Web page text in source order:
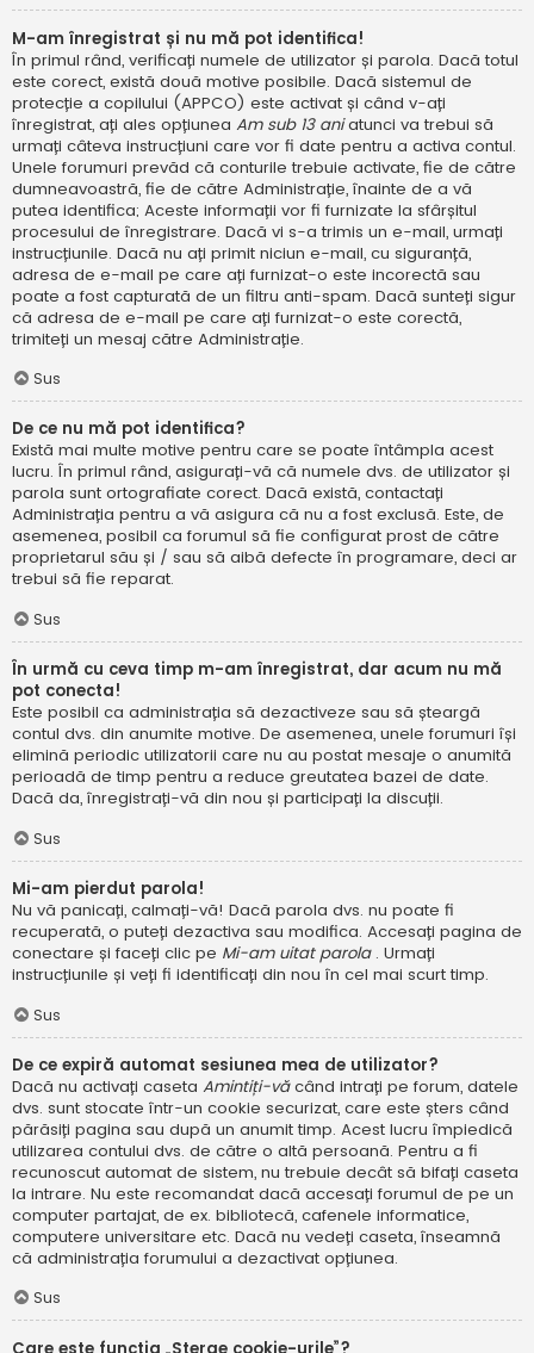
M-am înregistrat și nu mă pot identifica!
În primul rând, verificați numele de utilizator și parola. Dacă totul
este corect, există două motive posibile. Dacă sistemul de
protecție a copilului (APPCO) este activat și când v-ați
înregistrat, ați ales opțiunea Am sub 13 aniatunci va trebui să
urmați câteva instrucțiuni care vor fi date pentru a activa contul.
Unele forumuri prevăd că conturile trebuie activate, fie de către
dumneavoastră, fie de către Administrație, înainte de a vă
putea identifica; Aceste informații vor fi furnizate la sfârșitul
procesului de înregistrare. Dacă vi s-a trimis un e-mail, urmați
instrucțiunile. Dacă nu ați primit niciun e-mail, cu siguranță,
adresa de e-mail pe care ați furnizat-o este incorectă sau
poate a fost capturată de un filtru anti-spam. Dacă sunteți sigur
că adresa de e-mail pe care ați furnizat-o este corectă,
trimiteți un mesaj către Administrație.
Sus
De ce nu mă pot identifica?
Există mai multe motive pentru care se poate întâmpla acest
lucru. În primul rând, asigurați-vă că numele dvs. de utilizator și
parola sunt ortografiate corect. Dacă există, contactați
Administrația pentru a vă asigura că nu a fost exclusă. Este, de
asemenea, posibil ca forumul să fie configurat prost de către
proprietarul său și / sau să aibă defecte în programare, deci ar
trebui să fie reparat.
Sus
În urmă cu ceva timp m-am înregistrat, dar acum nu mă
pot conecta!
Este posibil ca administrația să dezactiveze sau să șteargă
contul dvs. din anumite motive. De asemenea, unele forumuri își
elimină periodic utilizatorii care nu au postat mesaje o anumită
perioadă de timp pentru a reduce greutatea bazei de date.
Dacă da, înregistrați-vă din nou și participați la discuții.
Sus
Mi-am pierdut parola!
Nu vă panicați, calmați-vă! Dacă parola dvs. nu poate fi
recuperată, o puteți dezactiva sau modifica. Accesați pagina de
conectare și faceți clic pe Mi-am uitat parola . Urmați
instrucțiunile și veți fi identificați din nou în cel mai scurt timp.
Sus
De ce expiră automat sesiunea mea de utilizator?
Dacă nu activați caseta Amintiți-văcând intrați pe forum, datele
dvs. sunt stocate într-un cookie securizat, care este șters când
părăsiți pagina sau după un anumit timp. Acest lucru împiedică
utilizarea contului dvs. de către o altă persoană. Pentru a fi
recunoscut automat de sistem, nu trebuie decât să bifați caseta
la intrare. Nu este recomandat dacă accesați forumul de pe un
computer partajat, de ex. bibliotecă, cafenele informatice,
computere universitare etc. Dacă nu vedeți caseta, înseamnă
că administrația forumului a dezactivat opțiunea.
Sus
Care este funcția „Șterge cookie-urile”?